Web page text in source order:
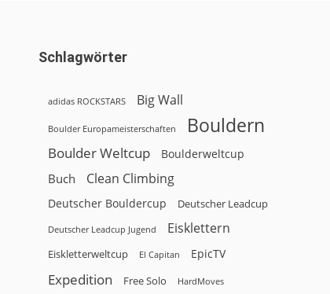
Schlagwörter
adidas ROCKSTARS Big Wall
Boulder Europameisterschaften Bouldern
Boulder Weltcup Boulderweltcup
Buch Clean Climbing
Deutscher Bouldercup Deutscher Leadcup
Deutscher Leadcup Jugend Eisklettern
Eiskletterweltcup El Capitan EpicTV
Expedition Free Solo HardMoves